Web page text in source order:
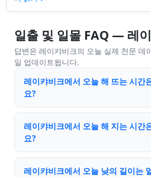
일출 및 일몰 FAQ — 레
답변은 레이캬비크의 오늘 실제 천문 데
일 업데이트됩니다.
레이캬비크에서 오늘 해 뜨는 시간
요?
레이캬비크에서 오늘 해 지는 시간
요?
레이캬비크에서 오늘 낮의 길이는